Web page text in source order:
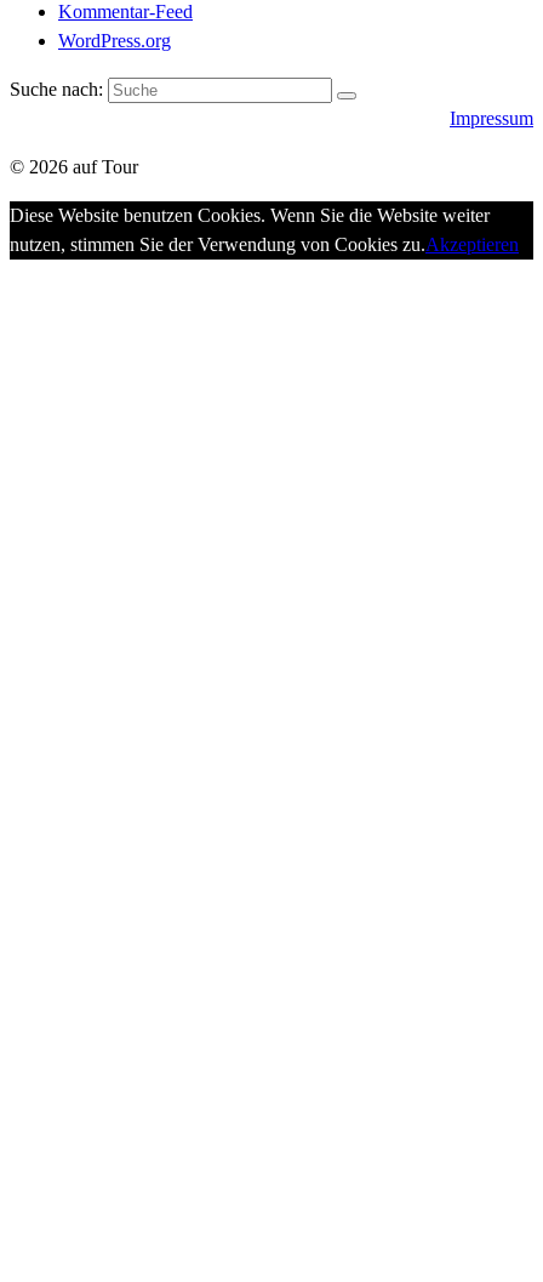
Kommentar-Feed
WordPress.org
Suche nach:
Impressum
© 2026 auf Tour
Diese Website benutzen Cookies. Wenn Sie die Website weiter
nutzen, stimmen Sie der Verwendung von Cookies zu.Akzeptieren